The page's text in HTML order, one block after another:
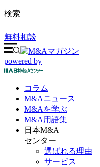
検索
無料相談
powered by
コラム
M&Aニュース
M&Aを学ぶ
M&A 用語集
日本M&A
センター
選ばれる理由
サービス